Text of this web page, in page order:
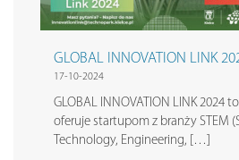
GLOBAL INNOVATION LINK
17-10-2024
GLOBAL INNOVATION LINK 2024
oferuje startupom z branży STEM
Technology, Engineering, […]